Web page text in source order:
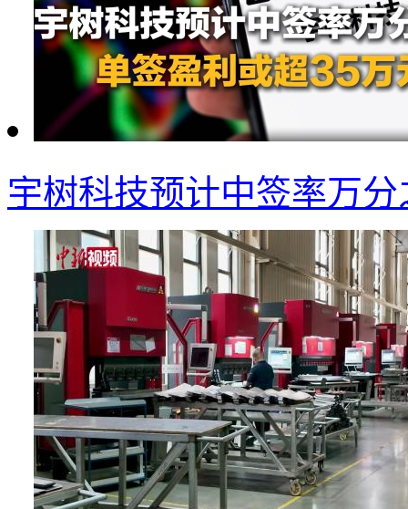
宇树科技预计中签率万